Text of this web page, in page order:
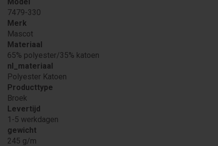
7479-330
Merk
Mascot
Materiaal
65% polyester/35% katoen
nl_materiaal
Polyester Katoen
Producttype
Broek
Levertijd
1-5 werkdagen
gewicht
245 g/m